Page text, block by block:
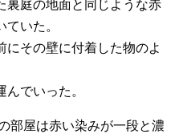
裏庭の地面と同じような赤
いた。
にその壁に付着した物のよ
でいった。
部屋は赤い染みが一段と濃